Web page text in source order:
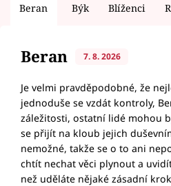
Beran Býk Blíženci
Beran 7. 8. 2026
Je velmi pravděpodobné, že
jednoduše se vzdát kontroly,
záležitosti, ostatní lidé mohou
se přijít na kloub jejich
nemožné, takže se o to ani
chtít nechat věci plynout a
než uděláte nějaké zásadní